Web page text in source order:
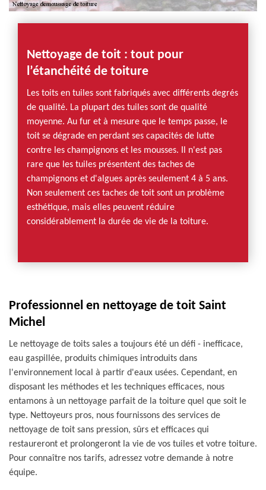
Nettoyage de toit : tout pour
l’étanchéité de toiture
Les toits en tuiles sont fabriqués avec différents degrés
de qualité. La plupart des tuiles sont de qualité
moyenne. Au fur et à mesure que le temps passe, le
toit se dégrade en perdant ses capacités de lutte
contre les champignons et les mousses. Il n'est pas
rare que les tuiles présentent des taches de
champignons et d'algues après seulement 4 à 5 ans.
Non seulement ces taches de toit sont un problème
esthétique, mais elles peuvent réduire
considérablement la durée de vie de la toiture.
Professionnel en nettoyage de toit Saint
Michel
Le nettoyage de toits sales a toujours été un défi - inefficace,
eau gaspillée, produits chimiques introduits dans
l'environnement local à partir d'eaux usées. Cependant, en
disposant les méthodes et les techniques efficaces, nous
entamons à un nettoyage parfait de la toiture quel que soit le
type. Nettoyeurs pros, nous fournissons des services de
nettoyage de toit sans pression, sûrs et efficaces qui
restaureront et prolongeront la vie de vos tuiles et votre toiture.
Pour connaître nos tarifs, adressez votre demande à notre
équipe.